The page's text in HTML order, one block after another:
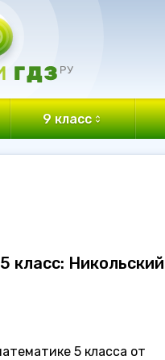
9 класс
класс: Никольский
5 класса от